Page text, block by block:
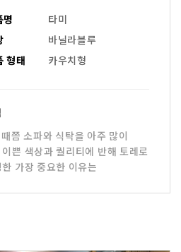
명
타미
바닐라블루
형태
카우치형
쯤 소파와 식탁을 아주 많이
결정한 가장 중요한 이유는